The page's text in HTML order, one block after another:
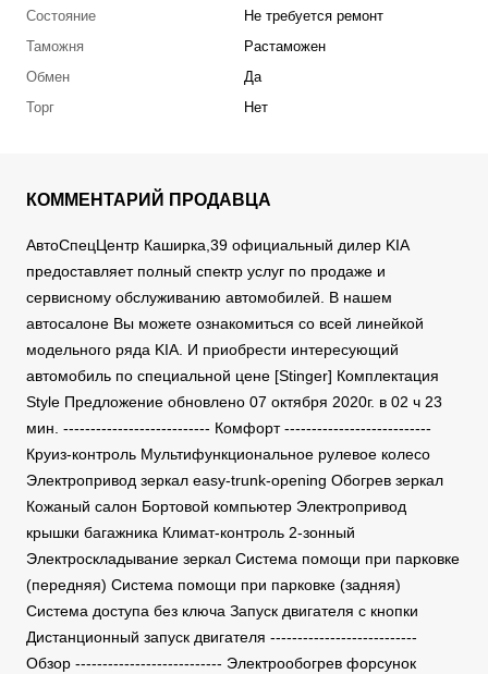
Состояние
Не требуется ремонт
Таможня
Растаможен
Обмен
Да
Торг
Нет
КОММЕНТАРИЙ ПРОДАВЦА
АвтоСпецЦентр Каширка,39 официальный дилер KIA
предоставляет полный спектр услуг по продаже и
сервисному обслуживанию автомобилей. В нашем
автосалоне Вы можете ознакомиться со всей линейкой
модельного ряда KIA. И приобрести интересующий
автомобиль по специальной цене [Stinger] Комплектация
Style Предложение обновлено 07 октября 2020г. в 02 ч 23
мин. --------------------------- Комфорт ---------------------------
Круиз-контроль Мультифункциональное рулевое колесо
Электропривод зеркал easy-trunk-opening Обогрев зеркал
Кожаный салон Бортовой компьютер Электропривод
крышки багажника Климат-контроль 2-зонный
Электроскладывание зеркал Система помощи при парковке
(передняя) Система помощи при парковке (задняя)
Система доступа без ключа Запуск двигателя с кнопки
Дистанционный запуск двигателя ---------------------------
Обзор --------------------------- Электрообогрев форсунок